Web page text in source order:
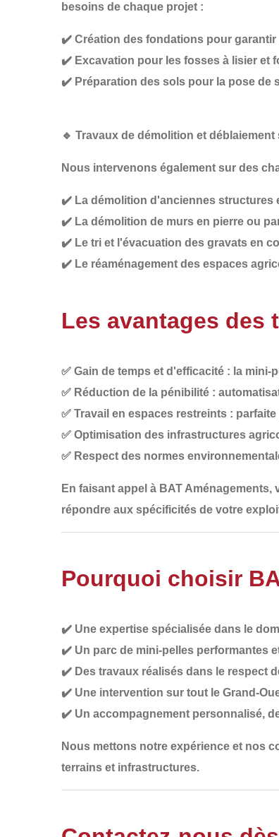
besoins de chaque projet :
✔️ Création des fondations pour
✔️ Excavation pour les fosses à lisier et
✔️ Préparation des sols pour la pose
🔹 Travaux de démolition et déblaiement
Nous intervenons également sur des
✔️ La démolition d'anciennes structures
✔️ La démolition de murs en pierre ou
✔️ Le tri et l'évacuation des gravats en
✔️ Le réaménagement des espaces
Les avantages des
✅ Gain de temps et d'efficacité : la mini-
✅ Réduction de la pénibilité :
✅ Travail en espaces restreints :
✅ Optimisation des infrastructures
✅ Respect des normes
En faisant appel à BAT Aménagements,
répondre aux spécificités de votre
Pourquoi choisir
✔️ Une expertise spécialisée dans le
✔️ Un parc de mini-pelles performantes
✔️ Des travaux réalisés dans le respect
✔️ Une intervention sur tout le Grand-
✔️ Un accompagnement personnalisé,
Nous mettons notre expérience et nos
terrains et infrastructures.